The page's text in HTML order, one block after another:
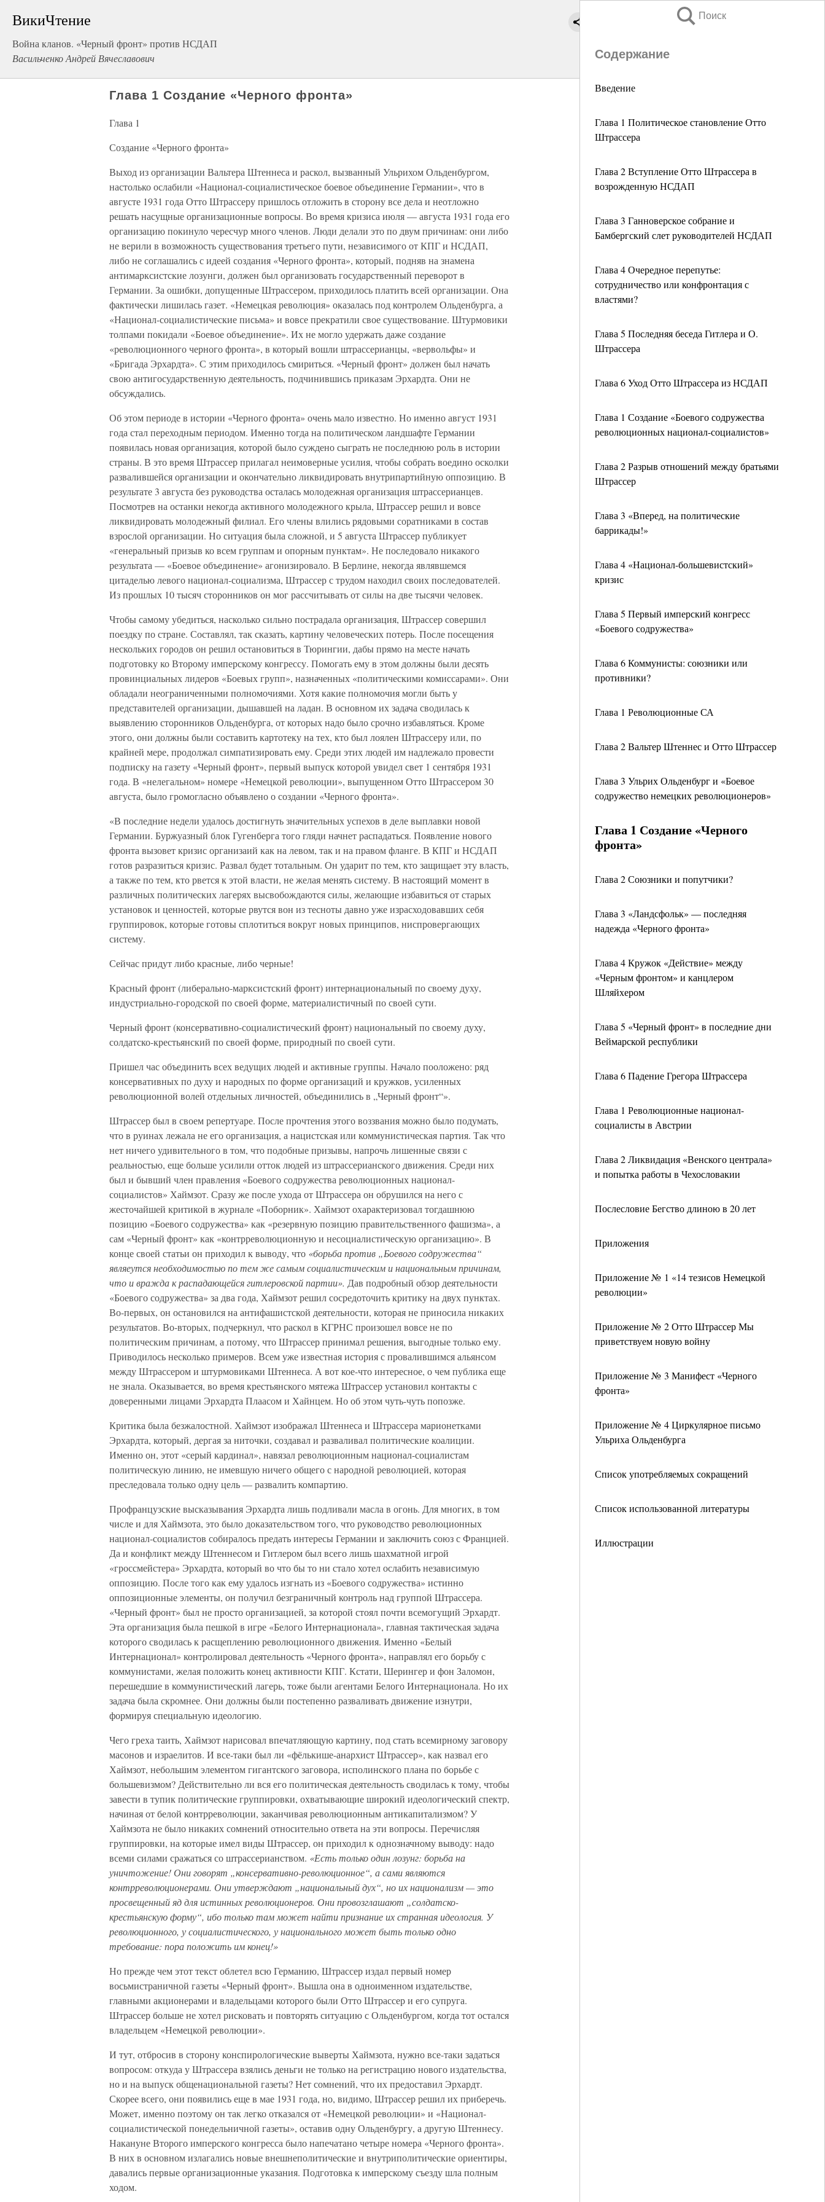
ВикиЧтение
Война кланов. «Черный фронт» против НСДАП
Васильченко Андрей Вячеславович
Поиск
Содержание
Введение
Глава 1 Политическое становление Отто
Штрассера
Глава 2 Вступление Отто Штрассера в
возрожденную НСДАП
Глава 3 Ганноверское собрание и
Бамбергский слет руководителей НСДАП
Глава 4 Очередное перепутье:
сотрудничество или конфронтация с
властями?
Глава 5 Последняя беседа Гитлера и О.
Штрассера
Глава 6 Уход Отто Штрассера из НСДАП
Глава 1 Создание «Боевого содружества
революционных национал-социалистов»
Глава 2 Разрыв отношений между братьями
Штрассер
Глава 3 «Вперед, на политические
баррикады!»
Глава 4 «Национал-большевистский»
кризис
Глава 5 Первый имперский конгресс
«Боевого содружества»
Глава 6 Коммунисты: союзники или
противники?
Глава 1 Революционные СА
Глава 2 Вальтер Штеннес и Отто Штрассер
Глава 3 Ульрих Ольденбург и «Боевое
содружество немецких революционеров»
Глава 1 Создание «Черного
фронта»
Глава 2 Союзники и попутчики?
Глава 3 «Ландсфольк» — последняя
надежда «Черного фронта»
Глава 4 Кружок «Действие» между
«Черным фронтом» и канцлером
Шляйхером
Глава 5 «Черный фронт» в последние дни
Веймарской республики
Глава 6 Падение Грегора Штрассера
Глава 1 Революционные национал-
социалисты в Австрии
Глава 2 Ликвидация «Венского централа»
и попытка работы в Чехословакии
Послесловие Бегство длиною в 20 лет
Приложения
Приложение № 1 «14 тезисов Немецкой
революции»
Приложение № 2 Отто Штрассер Мы
приветствуем новую войну
Приложение № 3 Манифест «Черного
фронта»
Приложение № 4 Циркулярное письмо
Ульриха Ольденбурга
Список употребляемых сокращений
Список использованной литературы
Иллюстрации
Глава 1 Создание «Черного фронта»
Глава 1
Создание «Черного фронта»
Выход из организации Вальтера Штеннеса и раскол, вызванный Ульрихом Ольденбургом,
настолько ослабили «Национал-социалистическое боевое объединение Германии», что в
августе 1931 года Отто Штрассеру пришлось отложить в сторону все дела и неотложно
решать насущные организационные вопросы. Во время кризиса июля — августа 1931 года его
организацию покинуло чересчур много членов. Люди делали это по двум причинам: они либо
не верили в возможность существования третьего пути, независимого от КПГ и НСДАП,
либо не соглашались с идеей создания «Черного фронта», который, подняв на знамена
антимарксистские лозунги, должен был организовать государственный переворот в
Германии. За ошибки, допущенные Штрассером, приходилось платить всей организации. Она
фактически лишилась газет. «Немецкая революция» оказалась под контролем Ольденбурга, а
«Национал-социалистические письма» и вовсе прекратили свое существование. Штурмовики
толпами покидали «Боевое объединение». Их не могло удержать даже создание
«революционного черного фронта», в который вошли штрассерианцы, «вервольфы» и
«Бригада Эрхардта». С этим приходилось смириться. «Черный фронт» должен был начать
свою антигосударственную деятельность, подчинившись приказам Эрхардта. Они не
обсуждались.
Об этом периоде в истории «Черного фронта» очень мало известно. Но именно август 1931
года стал переходным периодом. Именно тогда на политическом ландшафте Германии
появилась новая организация, которой было суждено сыграть не последнюю роль в истории
страны. В это время Штрассер прилагал неимоверные усилия, чтобы собрать воедино осколки
развалившейся организации и окончательно ликвидировать внутрипартийную оппозицию. В
результате 3 августа без руководства осталась молодежная организация штрассерианцев.
Посмотрев на останки некогда активного молодежного крыла, Штрассер решил и вовсе
ликвидировать молодежный филиал. Его члены влились рядовыми соратниками в состав
взрослой организации. Но ситуация была сложной, и 5 августа Штрассер публикует
«генеральный призыв ко всем группам и опорным пунктам». Не последовало никакого
результата — «Боевое объединение» агонизировало. В Берлине, некогда являвшемся
цитаделью левого национал-социализма, Штрассер с трудом находил своих последователей.
Из прошлых 10 тысяч сторонников он мог рассчитывать от силы на две тысячи человек.
Чтобы самому убедиться, насколько сильно пострадала организация, Штрассер совершил
поездку по стране. Составлял, так сказать, картину человеческих потерь. После посещения
нескольких городов он решил остановиться в Тюрингии, дабы прямо на месте начать
подготовку ко Второму имперскому конгрессу. Помогать ему в этом должны были десять
провинциальных лидеров «Боевых групп», назначенных «политическими комиссарами». Они
обладали неограниченными полномочиями. Хотя какие полномочия могли быть у
представителей организации, дышавшей на ладан. В основном их задача сводилась к
выявлению сторонников Ольденбурга, от которых надо было срочно избавляться. Кроме
этого, они должны были составить картотеку на тех, кто был лоялен Штрассеру или, по
крайней мере, продолжал симпатизировать ему. Среди этих людей им надлежало провести
подписку на газету «Черный фронт», первый выпуск которой увидел свет 1 сентября 1931
года. В «нелегальном» номере «Немецкой революции», выпущенном Отто Штрассером 30
августа, было громогласно объявлено о создании «Черного фронта».
«В последние недели удалось достигнуть значительных успехов в деле выплавки новой
Германии. Буржуазный блок Гугенберга того гляди начнет распадаться. Появление нового
фронта вызовет кризис организаий как на левом, так и на правом фланге. В КПГ и НСДАП
готов разразиться кризис. Развал будет тотальным. Он ударит по тем, кто защищает эту власть,
а также по тем, кто рвется к этой власти, не желая менять систему. В настоящий момент в
различных политических лагерях высвобождаются силы, желающие избавиться от старых
установок и ценностей, которые рвутся вон из тесноты давно уже израсходовавших себя
группировок, которые готовы сплотиться вокруг новых принципов, ниспровергающих
систему.
Сейчас придут либо красные, либо черные!
Красный фронт (либерально-марксистский фронт) интернациональный по своему духу,
индустриально-городской по своей форме, материалистичный по своей сути.
Черный фронт (консервативно-социалистический фронт) национальный по своему духу,
солдатско-крестьянский по своей форме, природный по своей сути.
Пришел час объединить всех ведущих людей и активные группы. Начало пооложено: ряд
консервативных по духу и народных по форме организаций и кружков, усиленных
революционной волей отдельных личностей, объединились в „Черный фронт“».
Штрассер был в своем репертуаре. После прочтения этого воззвания можно было подумать,
что в руинах лежала не его организация, а нацистская или коммунистическая партия. Так что
нет ничего удивительного в том, что подобные призывы, напрочь лишенные связи с
реальностью, еще больше усилили отток людей из штрассерианского движения. Среди них
был и бывший член правления «Боевого содружества революционных национал-
социалистов» Хаймзот. Сразу же после ухода от Штрассера он обрушился на него с
жесточайшей критикой в журнале «Поборник». Хаймзот охарактеризовал тогдашнюю
позицию «Боевого содружества» как «резервную позицию правительственного фашизма», а
сам «Черный фронт» как «контрреволюционную и несоциалистическую организацию». В
конце своей статьи он приходил к выводу, что «борьба против „Боевого содружества“
являеутся необходимостью по тем же самым социалистическим и национальным причинам,
что и вражда к распадающейся гитлеровской партии». Дав подробный обзор деятельности
«Боевого содружества» за два года, Хаймзот решил сосредоточить критику на двух пунктах.
Во-первых, он остановился на антифашистской деятельности, которая не приносила никаких
результатов. Во-вторых, подчеркнул, что раскол в КГРНС произошел вовсе не по
политическим причинам, а потому, что Штрассер принимал решения, выгодные только ему.
Приводилось несколько примеров. Всем уже известная история с провалившимся альянсом
между Штрассером и штурмовиками Штеннеса. А вот кое-что интересное, о чем публика еще
не знала. Оказывается, во время крестьянского мятежа Штрассер установил контакты с
доверенными лицами Эрхардта Плаасом и Хайнцем. Но об этом чуть-чуть попозже.
Критика была безжалостной. Хаймзот изображал Штеннеса и Штрассера марионетками
Эрхардта, который, дергая за ниточки, создавал и разваливал политические коалиции.
Именно он, этот «серый кардинал», навязал революционным национал-социалистам
политическую линию, не имевшую ничего общего с народной революцией, которая
преследовала только одну цель — развалить компартию.
Профранцузские высказывания Эрхардта лишь подливали масла в огонь. Для многих, в том
числе и для Хаймзота, это было доказательством того, что руководство революционных
национал-социалистов собиралось предать интересы Германии и заключить союз с Францией.
Да и конфликт между Штеннесом и Гитлером был всего лишь шахматной игрой
«гроссмейстера» Эрхардта, который во что бы то ни стало хотел ослабить независимую
оппозицию. После того как ему удалось изгнать из «Боевого содружества» истинно
оппозиционные элементы, он получил безграничный контроль над группой Штрассера.
«Черный фронт» был не просто организацией, за которой стоял почти всемогущий Эрхардт.
Эта организация была пешкой в игре «Белого Интернационала», главная тактическая задача
которого сводилась к расщеплению революционного движения. Именно «Белый
Интернационал» контролировал деятельность «Черного фронта», направлял его борьбу с
коммунистами, желая положить конец активности КПГ. Кстати, Шерингер и фон Заломон,
перешедшие в коммунистический лагерь, тоже были агентами Белого Интернационала. Но их
задача была скромнее. Они должны были постепенно разваливать движение изнутри,
формируя специальную идеологию.
Чего греха таить, Хаймзот нарисовал впечатляющую картину, под стать всемирному заговору
масонов и израелитов. И все-таки был ли «фёлькише-анархист Штрассер», как назвал его
Хаймзот, небольшим элементом гигантского заговора, исполинского плана по борьбе с
большевизмом? Действительно ли вся его политическая деятельность сводилась к тому, чтобы
завести в тупик политические группировки, охватывающие широкий идеологический спектр,
начиная от белой контрреволюции, заканчивая революционным антикапитализмом? У
Хаймзота не было никаких сомнений относительно ответа на эти вопросы. Перечисляя
группировки, на которые имел виды Штрассер, он приходил к однозначному выводу: надо
всеми силами сражаться со штрассерианством. «Есть только один лозунг: борьба на
уничтожение! Они говорят „консервативно-революционное“, а сами являются
контрреволюционерами. Они утверждают „национальный дух“, но их национализм — это
просвещенный яд для истинных революционеров. Они провозглашают „солдатско-
крестьянскую форму“, ибо только там может найти признание их странная идеология. У
революционного, у социалистического, у национального может быть только одно
требование: пора положить им конец!»
Но прежде чем этот текст облетел всю Германию, Штрассер издал первый номер
восьмистраничной газеты «Черный фронт». Вышла она в одноименном издательстве,
главными акционерами и владельцами которого были Отто Штрассер и его супруга.
Штрассер больше не хотел рисковать и повторять ситуацию с Ольденбургом, когда тот остался
владельцем «Немецкой революции».
И тут, отбросив в сторону конспирологические выверты Хаймзота, нужно все-таки задаться
вопросом: откуда у Штрассера взялись деньги не только на регистрацию нового издательства,
но и на выпуск общенациональной газеты? Нет сомнений, что их предоставил Эрхардт.
Скорее всего, они появились еще в мае 1931 года, но, видимо, Штрассер решил их приберечь.
Может, именно поэтому он так легко отказался от «Немецкой революции» и «Национал-
социалистической понедельничной газеты», оставив одну Ольденбургу, а другую Штеннесу.
Накануне Второго имперского конгресса было напечатано четыре номера «Черного фронта».
В них в основном излагались новые внешнеполитические и внутриполитические ориентиры,
давались первые организационные указания. Подготовка к имперскому съезду шла полным
ходом.